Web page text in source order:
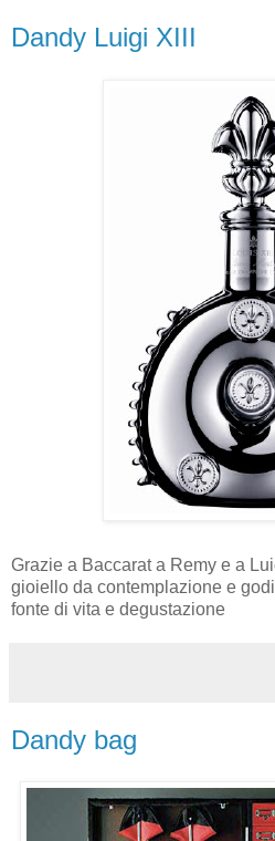
Dandy Luigi XIII
Grazie a Baccarat a Remy e a
gioiello da contemplazione e
fonte di vita e degustazione
Dandy bag